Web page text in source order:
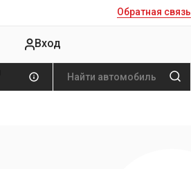
Обратная связь
Вход